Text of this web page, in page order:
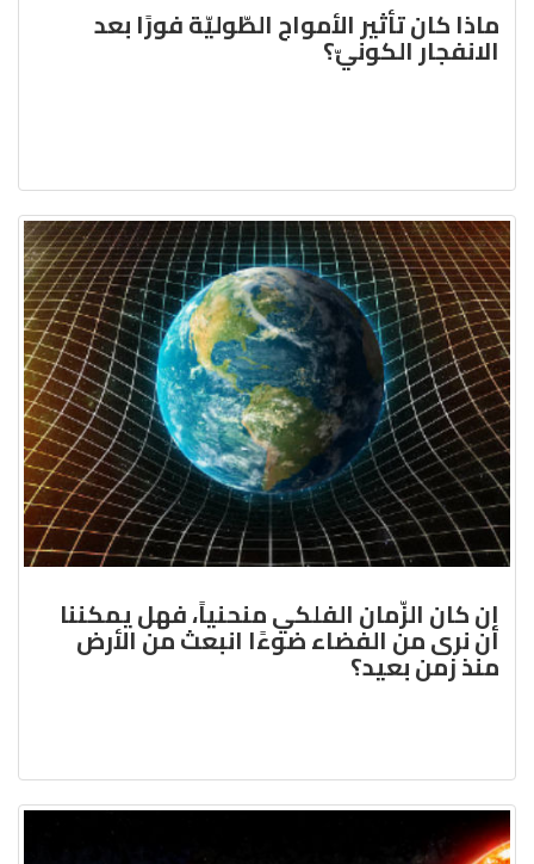
ماذا كان تأثير الأمواج الطّوليّة فورًا بعد
الانفجار الكونيّ؟
إن كان الزّمان الفلكي منحنياً، فهل يمكننا
أن نرى من الفضاء ضوءًا انبعث من الأرض
منذ زمن بعيد؟